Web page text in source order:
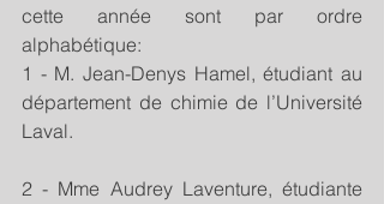
cette année sont par ordre
alphabétique:
1 - M. Jean-Denys Hamel, étudiant au
département de chimie de l’Université
Laval.
2 - Mme Audrey Laventure, étudiante